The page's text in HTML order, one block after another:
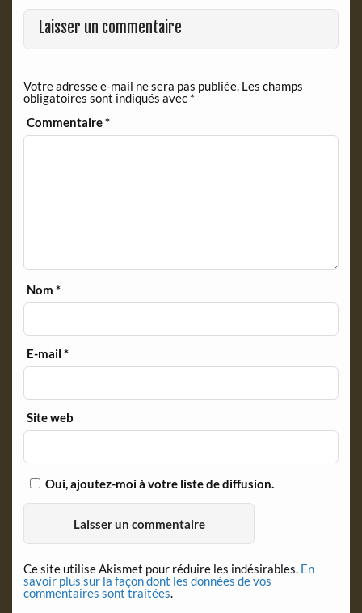
o
k
r
i
e
n
l
y
Laisser un commentaire
Votre adresse e-mail ne sera pas publiée. Les champs
obligatoires sont indiqués avec *
Commentaire*
Nom*
E-mail*
Site web
Oui, ajoutez-moi à votre liste de diffusion.
Ce site utilise Akismet pour réduire les indésirables. En
savoir plus sur la façon dont les données de vos
commentaires sont traitées